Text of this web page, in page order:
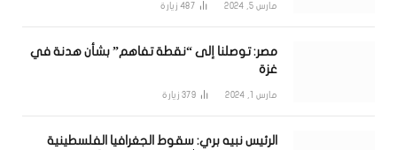
مارس 5, 2024 487 زيارة
مصر: توصلنا إلى “نقطة تفاهم” بشأن هدنة في
غزة
مارس 1, 2024 379 زيارة
الرئيس نبيه بري: سقوط الجغرافيا الفلسطينية